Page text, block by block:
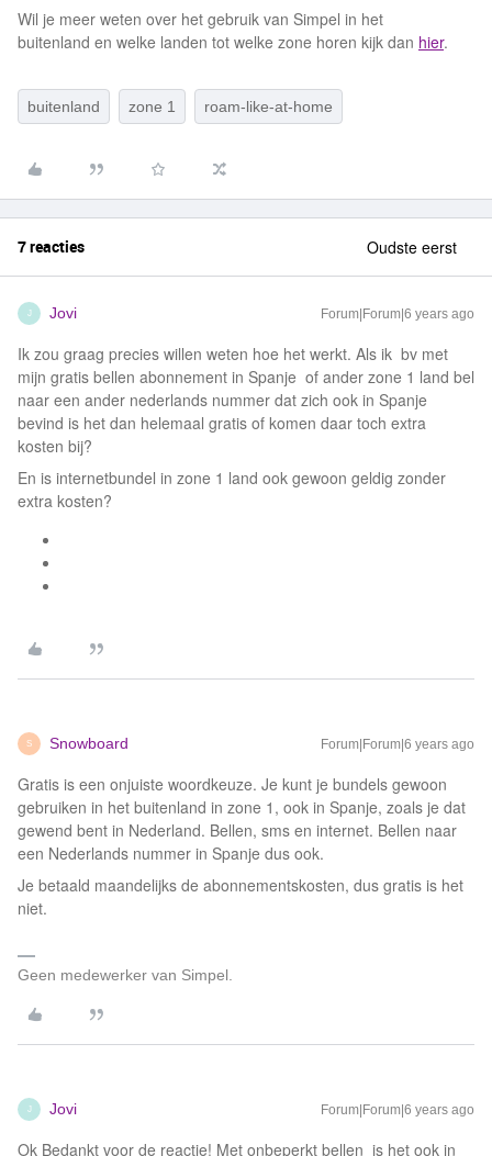
Wil je meer weten over het gebruik van Simpel in het
buitenland en welke landen tot welke zone horen kijk dan hier.
buitenland zone 1 roam-like-at-home
7 reacties Oudste eerst
J Jovi Forum|Forum|6 years ago
Ik zou graag precies willen weten hoe het werkt. Als ik bv met
mijn gratis bellen abonnement in Spanje of ander zone 1 land bel
naar een ander nederlands nummer dat zich ook in Spanje
bevind is het dan helemaal gratis of komen daar toch extra
kosten bij?
En is internetbundel in zone 1 land ook gewoon geldig zonder
extra kosten?
S Snowboard Forum|Forum|6 years ago
Gratis is een onjuiste woordkeuze. Je kunt je bundels gewoon
gebruiken in het buitenland in zone 1, ook in Spanje, zoals je dat
gewend bent in Nederland. Bellen, sms en internet. Bellen naar
een Nederlands nummer in Spanje dus ook.
Je betaald maandelijks de abonnementskosten, dus gratis is het
niet.
Geen medewerker van Simpel.
J Jovi Forum|Forum|6 years ago
Ok Bedankt voor de reactie! Met onbeperkt bellen is het ook in